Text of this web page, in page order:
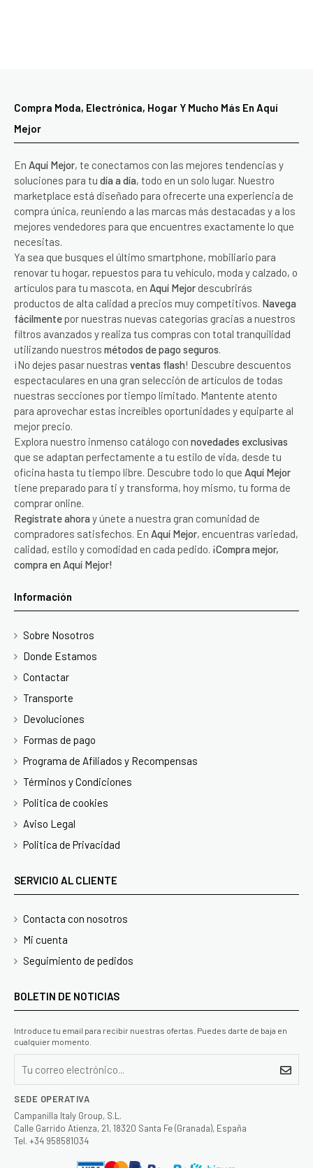
Compra Moda, Electrónica, Hogar Y Mucho Más En Aquí
Mejor
En Aquí Mejor, te conectamos con las mejores tendencias y
soluciones para tu día a día, todo en un solo lugar. Nuestro
marketplace está diseñado para ofrecerte una experiencia de
compra única, reuniendo a las marcas más destacadas y a los
mejores vendedores para que encuentres exactamente lo que
necesitas.
Ya sea que busques el último smartphone, mobiliario para
renovar tu hogar, repuestos para tu vehículo, moda y calzado, o
artículos para tu mascota, en Aquí Mejor descubrirás
productos de alta calidad a precios muy competitivos. Navega
fácilmente por nuestras nuevas categorías gracias a nuestros
filtros avanzados y realiza tus compras con total tranquilidad
utilizando nuestros métodos de pago seguros.
¡No dejes pasar nuestras ventas flash! Descubre descuentos
espectaculares en una gran selección de artículos de todas
nuestras secciones por tiempo limitado. Mantente atento
para aprovechar estas increíbles oportunidades y equiparte al
mejor precio.
Explora nuestro inmenso catálogo con novedades exclusivas
que se adaptan perfectamente a tu estilo de vida, desde tu
oficina hasta tu tiempo libre. Descubre todo lo que Aquí Mejor
tiene preparado para ti y transforma, hoy mismo, tu forma de
comprar online.
Regístrate ahora y únete a nuestra gran comunidad de
compradores satisfechos. En Aquí Mejor, encuentras variedad,
calidad, estilo y comodidad en cada pedido. ¡Compra mejor,
compra en Aquí Mejor!
Información
Sobre Nosotros
Donde Estamos
Contactar
Transporte
Devoluciones
Formas de pago
Programa de Afiliados y Recompensas
Términos y Condiciones
Politica de cookies
Aviso Legal
Politica de Privacidad
SERVICIO AL CLIENTE
Contacta con nosotros
Mi cuenta
Seguimiento de pedidos
BOLETIN DE NOTICIAS
Introduce tu email para recibir nuestras ofertas. Puedes darte de baja en
cualquier momento.
SEDE OPERATIVA
Campanilla Italy Group, S.L.
Calle Garrido Atienza, 21, 18320 Santa Fe (Granada), España
Tel. +34 958581034